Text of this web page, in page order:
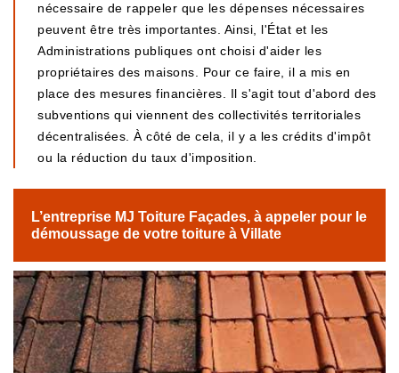
nécessaire de rappeler que les dépenses nécessaires
peuvent être très importantes. Ainsi, l'État et les
Administrations publiques ont choisi d'aider les
propriétaires des maisons. Pour ce faire, il a mis en
place des mesures financières. Il s'agit tout d'abord des
subventions qui viennent des collectivités territoriales
décentralisées. À côté de cela, il y a les crédits d'impôt
ou la réduction du taux d'imposition.
L’entreprise MJ Toiture Façades, à appeler pour le
démoussage de votre toiture à Villate